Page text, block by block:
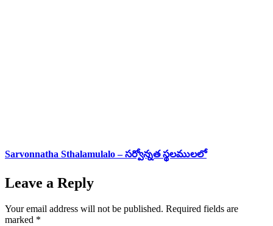
Sarvonnatha Sthalamulalo – సర్వోన్నత స్థలములలో
Leave a Reply
Your email address will not be published. Required fields are
marked *